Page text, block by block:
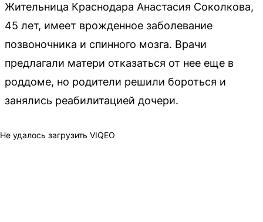
Жительница Краснодара Анастасия Соколкова,
45 лет, имеет врожденное заболевание
позвоночника и спинного мозга. Врачи
предлагали матери отказаться от нее еще в
роддоме, но родители решили бороться и
занялись реабилитацией дочери.
Не удалось загрузить VIQEO